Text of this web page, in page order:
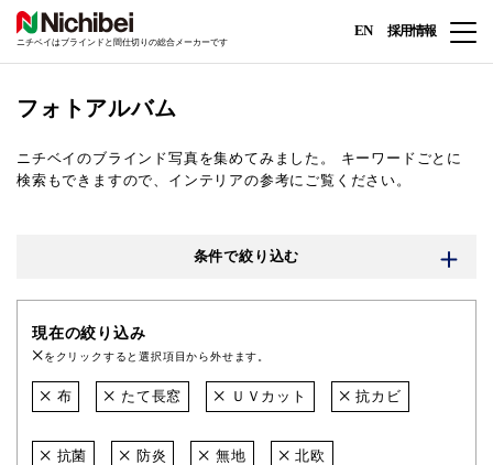
ニチベイはブラインドと間仕切りの総合メーカーです
EN 採用情報
フォトアルバム
ニチベイのブラインド写真を集めてみました。
キーワードごとに
検索もできますので、インテリアの参考にご覧ください。
条件で絞り込む
現在の絞り込み
をクリックすると選択項目から外せます。
布 たて長窓 ＵＶカット 抗カビ
抗菌 防炎 無地 北欧